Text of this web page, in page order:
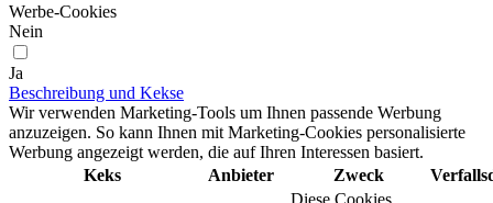
Werbe-Cookies
Nein
Ja
Beschreibung und Kekse
Wir verwenden Marketing-Tools um Ihnen passende Werbung
anzuzeigen. So kann Ihnen mit Marketing-Cookies personalisierte
Werbung angezeigt werden, die auf Ihren Interessen basiert.
Keks
Anbieter Zweck